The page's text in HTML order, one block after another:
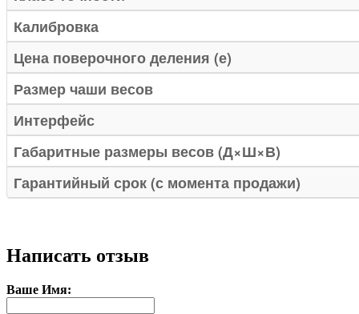
Калибровка
Цена поверочного деления (е)
Размер чаши весов
Интерфейс
Габаритные размеры весов (Д×Ш×В)
Гарантийный срок (с момента продажи)
Написать отзыв
Ваше Имя: